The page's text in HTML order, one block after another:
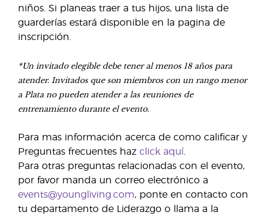
niños. Si planeas traer a tus hijos, una lista de
guarderías estará disponible en la pagina de
inscripción.
*Un invitado elegible debe tener al menos 18 años para
atender. Invitados que son miembros con un rango menor
a Plata no pueden atender a las reuniones de
entrenamiento durante el evento.
Para mas información acerca de como calificar y
Preguntas frecuentes haz click aquí
Para otras preguntas relacionadas con el evento,
por favor manda un correo electrónico a
events@youngliving.com, ponte en contacto con
tu departamento de Liderazgo o llama a la